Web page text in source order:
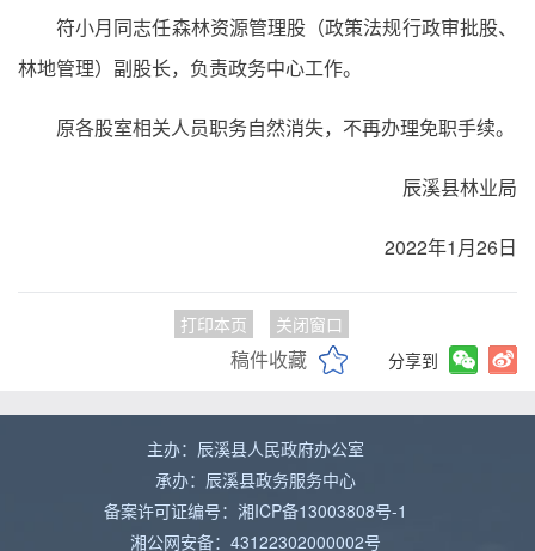
符小月同志任森林资源管理股（政策法规行政审批股、
林地管理）副股长，负责政务中心工作。
原各股室相关人员职务自然消失，不再办理免职手续。
辰溪县林业局
2022年1月26日
打印本页 关闭窗口
稿件收藏 分享到
主办：辰溪县人民政府办公室
承办：辰溪县政务服务中心
备案许可证编号：湘ICP备13003808号-1
湘公网安备：43122302000002号